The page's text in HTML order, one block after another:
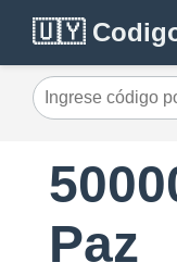
🇺🇾
Paz